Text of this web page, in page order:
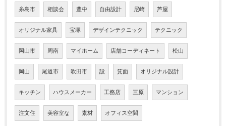
糸島市 相談会 豊中 自由設計 尼崎 芦屋
オリジナル家具 宝塚 デザインテクニック テクニック
岡山市 周南 マイホーム 店舗コーディネート 松山
岡山 尾道市 吹田市 設 箕面 オリジナル設計
キッチン ハウスメーカー 工務店 三原 マンション
注文住 美容室な 素材 オフィス空間